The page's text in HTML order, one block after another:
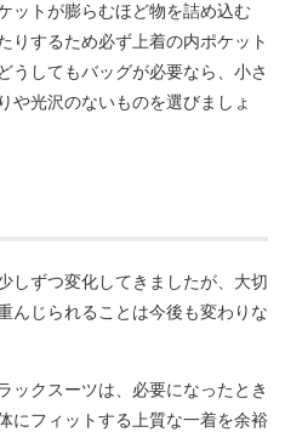
ットが膨らむほど物を詰め込む
りするため必ず上着の内ポケット
うしてもバッグが必要なら、小さ
や光沢のないものを選びましょ
しずつ変化してきましたが、大切
んじられることは今後も変わりな
ックスーツは、必要になったとき
にフィットする上質な一着を余裕